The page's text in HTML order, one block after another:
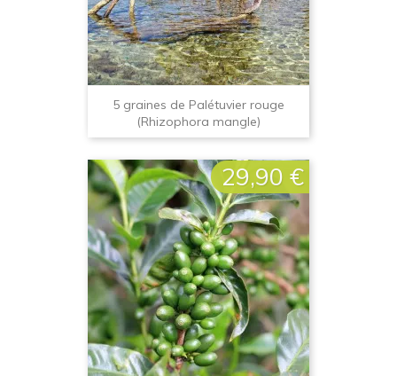
5 graines de Palétuvier rouge
(Rhizophora mangle)
Prix
29,90 €